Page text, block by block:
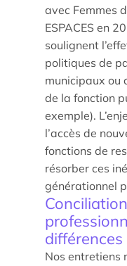
Actualités
Agenda
Les témoignages
Parole d’experts
Ils nous soutiennent
Espace Presse
avec Femmes
ESPACES en
soulignent
politiques de
municipaux ou
de la fonction
exemple).
l’accès de
fonctions de
résorber ces
générationnel
différences
Nos entretiens